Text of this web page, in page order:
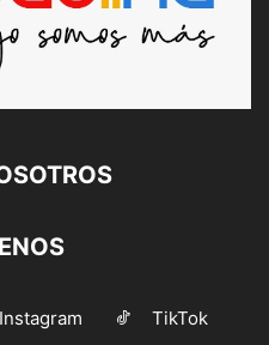
Instagram TikTok